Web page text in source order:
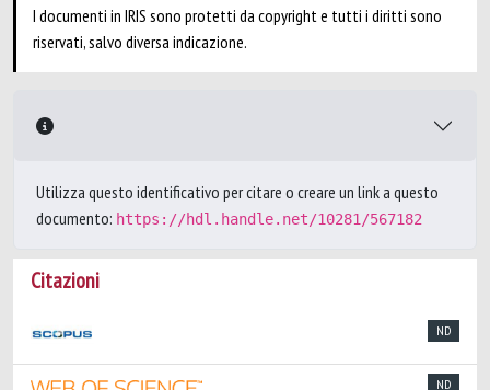
I documenti in IRIS sono protetti da copyright e tutti i diritti sono
riservati, salvo diversa indicazione.
Utilizza questo identificativo per citare o creare un link a questo
documento: https://hdl.handle.net/10281/567182
Citazioni
ND
ND